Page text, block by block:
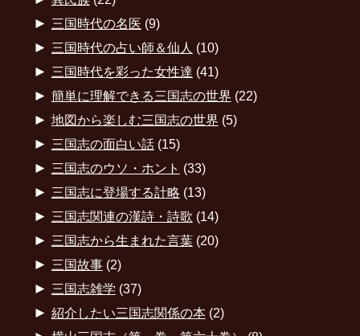
► 三国時代の名医 (9)
► 三国時代の占い師＆仙人 (10)
► 三国時代を彩った女性達 (41)
► 簡単に理解できる三国志の世界 (22)
► 地図から楽しむ三国志の世界 (5)
► 三国志の面白い話(15)
► 三国志のウソ・ホント (33)
► 三国志に登場する計略 (13)
► 三国志関連の漢詩・詩歌 (14)
► 三国志から生まれた言葉(20)
► 三国故事(2)
► 三国志雑学 (37)
► 紹介したい三国志関係の本(2)